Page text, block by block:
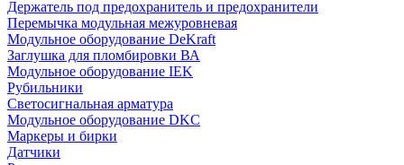
Держатель под предохранитель и предохранители
Перемычка модульная межуровневая
Модульное оборудование DeKraft
Заглушка для пломбировки ВА
Модульное оборудование IEK
Рубильники
Светосигнальная арматура
Модульное оборудование DKC
Маркеры и бирки
Датчики